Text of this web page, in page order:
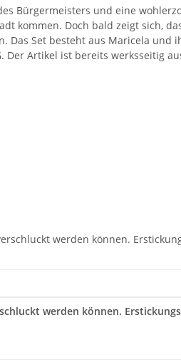
Bürgermeisters und eine
kommen. Doch bald zeigt sich,
Set besteht aus Maricela und
Der Artikel ist bereits werksseitig
werden können.
werden können.